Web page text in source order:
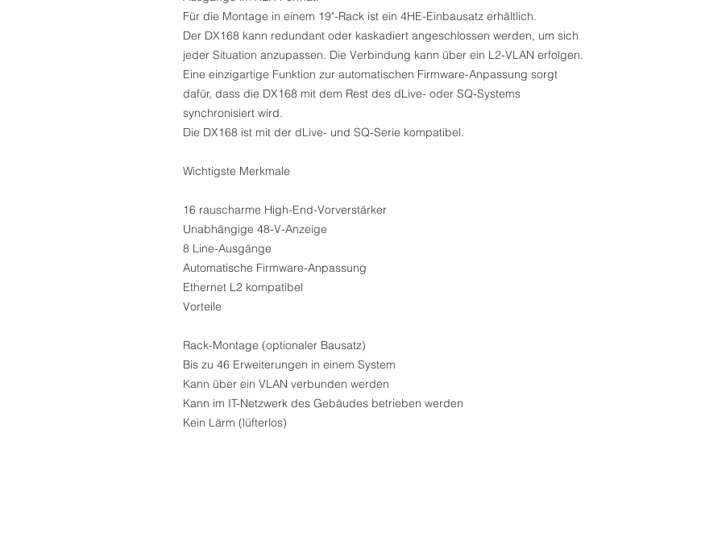
Für die Montage in einem 19"-Rack ist ein 4HE-Einbausatz erhältlich.
Der DX168 kann redundant oder kaskadiert angeschlossen werden, um sich
jeder Situation anzupassen. Die Verbindung kann über ein L2-VLAN erfolgen.
Eine einzigartige Funktion zur automatischen Firmware-Anpassung sorgt
dafür, dass die DX168 mit dem Rest des dLive- oder SQ-Systems
synchronisiert wird.
Die DX168 ist mit der dLive- und SQ-Serie kompatibel.
Wichtigste Merkmale
16 rauscharme High-End-Vorverstärker
Unabhängige 48-V-Anzeige
8 Line-Ausgänge
Automatische Firmware-Anpassung
Ethernet L2 kompatibel
Vorteile
Rack-Montage (optionaler Bausatz)
Bis zu 46 Erweiterungen in einem System
Kann über ein VLAN verbunden werden
Kann im IT-Netzwerk des Gebäudes betrieben werden
Kein Lärm (lüfterlos)